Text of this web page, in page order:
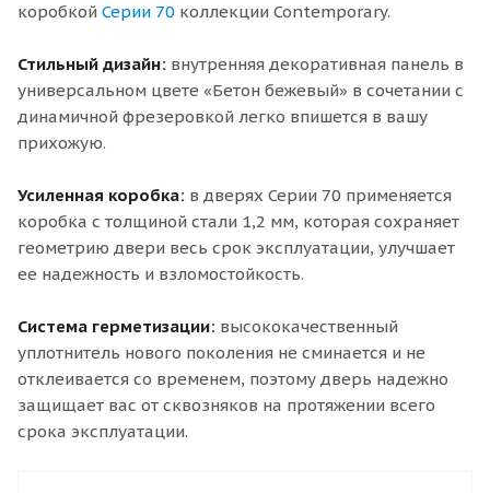
коробкой Серии 70 коллекции Contemporary.
Стильный дизайн: внутренняя декоративная панель в
универсальном цвете «Бетон бежевый» в сочетании с
динамичной фрезеровкой легко впишется в вашу
прихожую.
Усиленная коробка: в дверях Серии 70 применяется
коробка с толщиной стали 1,2 мм, которая сохраняет
геометрию двери весь срок эксплуатации, улучшает
ее надежность и взломостойкость.
Система герметизации: высококачественный
уплотнитель нового поколения не сминается и не
отклеивается со временем, поэтому дверь надежно
защищает вас от сквозняков на протяжении всего
срока эксплуатации.